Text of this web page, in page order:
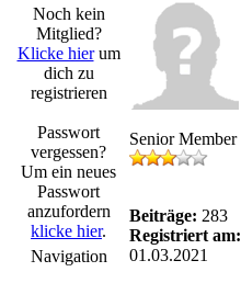
Noch kein
Mitglied?
Klicke hierum
dich zu
registrieren
Passwort
vergessen?
Um ein neues
Passwort
anzufordern
klicke hier.
Navigation
Senior Member
Beiträge: 283
Registriert am:
01.03.2021